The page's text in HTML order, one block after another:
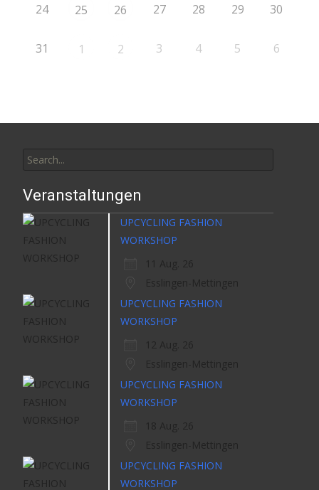
24 25 26 27 28 29 30
31 1 2 3 4 5 6
for:
Veranstaltungen
UPCYCLING FASHION
WORKSHOP
11 Aug. 26
Esslingen-Mettingen
UPCYCLING FASHION
WORKSHOP
12 Aug. 26
Esslingen-Mettingen
UPCYCLING FASHION
WORKSHOP
18 Aug. 26
Esslingen-Mettingen
UPCYCLING FASHION
WORKSHOP